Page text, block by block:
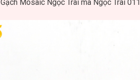
Gạch Mosaic Ngọc Trai mã Ngọc Trai 011